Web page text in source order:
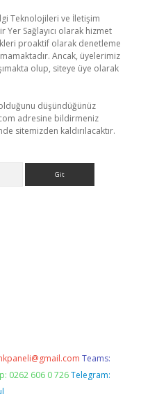
Teknolojileri ve İletişim
Yer Sağlayıcı olarak hizmet
proaktif olarak denetleme
Ancak, üyelerimiz
olup, siteye üye olarak
düşündüğünüz
adresine bildirmeniz
sitemizden kaldırılacaktır.
Teams:
0262 606 0 726 Telegram: